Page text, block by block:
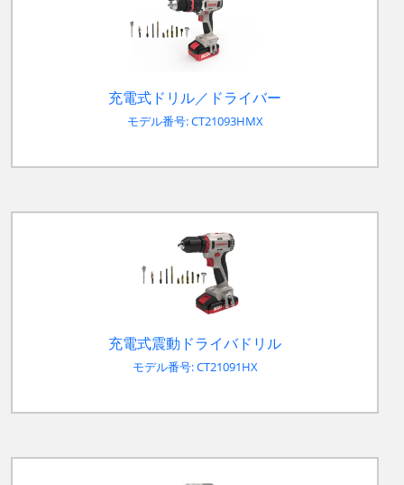
充電式ドリル／ドライバー
モデル番号: CT21093HMX
充電式震動ドライバドリル
モデル番号: CT21091HX